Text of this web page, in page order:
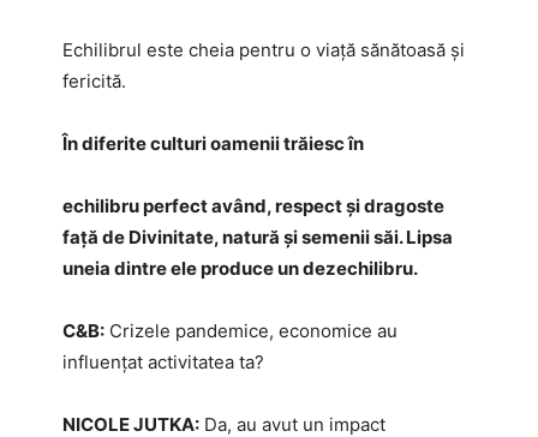
Echilibrul este cheia pentru o viață sănătoasă și
fericită.
În diferite culturi oamenii trăiesc în
echilibru perfect având, respect și dragoste
față de Divinitate, natură și semenii săi. Lipsa
uneia dintre ele produce un dezechilibru.
C&B: Crizele pandemice, economice au
influențat activitatea ta?
NICOLE JUTKA: Da, au avut un impact